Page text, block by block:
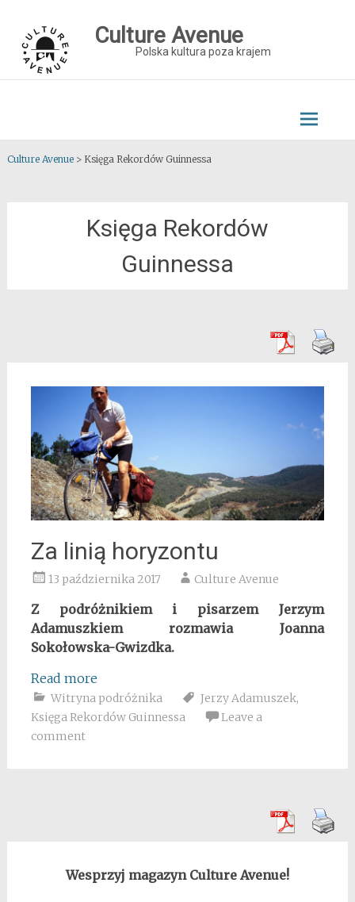
content
Culture Avenue
Polska kultura poza krajem
Culture Avenue> Księga Rekordów Guinnessa
Księga Rekordów
Guinnessa
Za linią horyzontu
13 października 2017 Culture Avenue
Z podróżnikiem i pisarzem Jerzym
Adamuszkiem rozmawia Joanna
Sokołowska-Gwizdka.
Read more
Witryna podróżnika Jerzy Adamuszek,
Księga Rekordów Guinnessa
Leave a
comment
Wesprzyj magazyn Culture Avenue!